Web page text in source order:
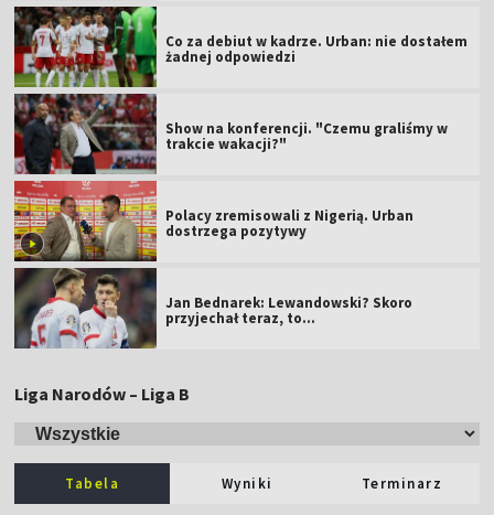
Co za debiut w kadrze. Urban: nie dostałem
żadnej odpowiedzi
Show na konferencji. "Czemu graliśmy w
trakcie wakacji?"
Polacy zremisowali z Nigerią. Urban
dostrzega pozytywy
Jan Bednarek: Lewandowski? Skoro
przyjechał teraz, to…
Liga Narodów – Liga B
Tabela Wyniki Terminarz